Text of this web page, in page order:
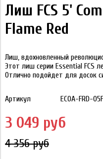
Лиш FCS 5'
Flame Red
Лиш, вдохновленный
Этот лиш серии Essential FCS
Отлично подойдет для досок
Артикул ECOA-FRD-05F
3 049 руб
4 356 руб